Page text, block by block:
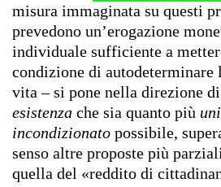
misura immaginata su questi
prevedono un’erogazione
individuale sufficiente a
condizione di autodeterminare
vita – si pone nella direzione
esistenza che sia quanto più
incondizionato possibile,
senso altre proposte più
quella del «reddito di